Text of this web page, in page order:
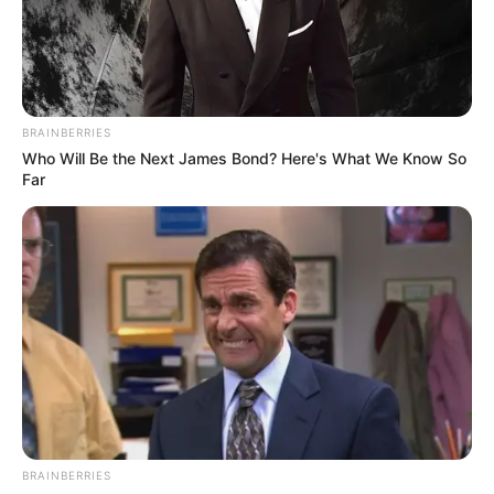
BRAINBERRIES
Who Will Be the Next James Bond? Here's What We Know So
Far
BRAINBERRIES